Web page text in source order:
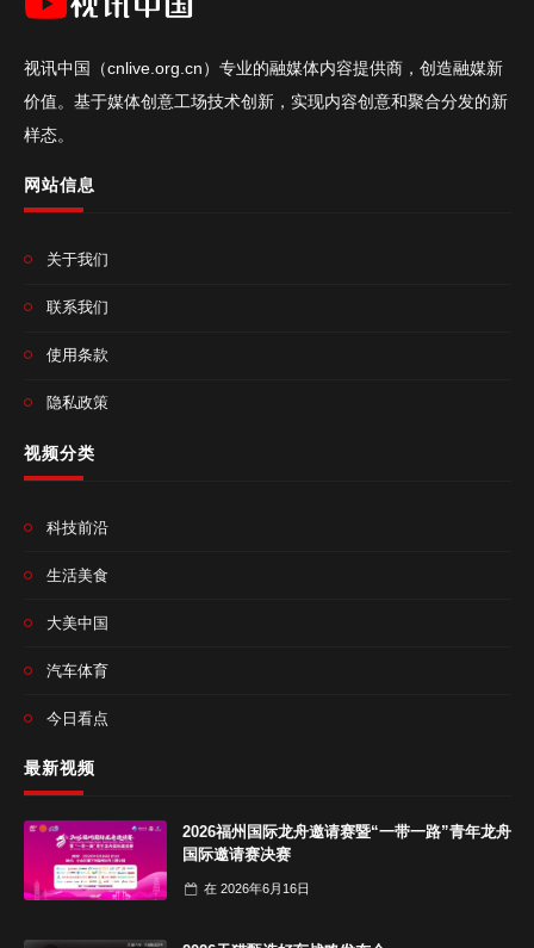
视讯中国（cnlive.org.cn）专业的融媒体内容提供商，创造融媒新
价值。基于媒体创意工场技术创新，实现内容创意和聚合分发的新
样态。
网站信息
关于我们
联系我们
使用条款
隐私政策
视频分类
科技前沿
生活美食
大美中国
汽车体育
今日看点
最新视频
2026福州国际龙舟邀请赛暨“一带一路”青年龙舟
国际邀请赛决赛
在 2026年6月16日